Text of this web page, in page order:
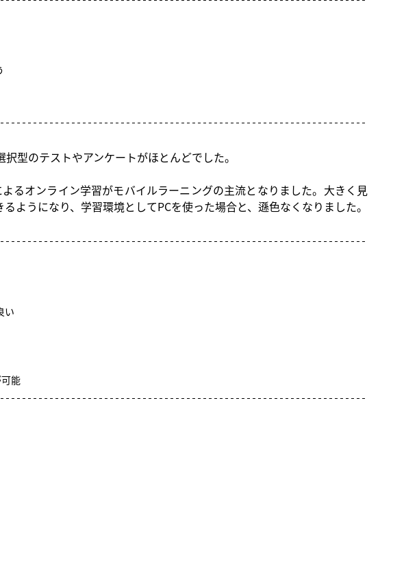
型のテストやアンケートがほとんどでした。
るオンライン学習がモバイルラーニングの主流となりました。大きく見
うになり、学習環境としてPCを使った場合と、遜色なくなりました。
い
能